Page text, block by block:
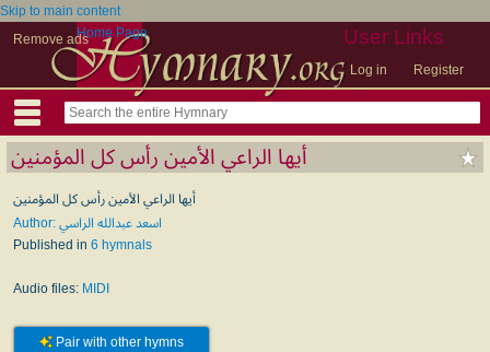
Skip to main content
Remove ads
User Links
Log in Register
Home Page
أيها الراعي الأمين رأس كل المؤمنين
أيها الراعي الأمين رأس كل المؤمنين
Author: اسعد عبدالله الراسي
Published in 6 hymnals
Audio files: MIDI
Pair with other hymns